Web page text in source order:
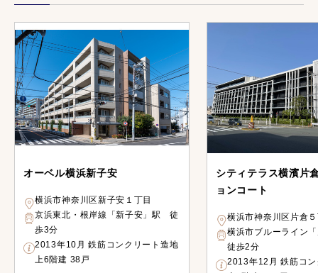
オーベル横浜新子安
横浜市神奈川区新子安１丁目
京浜東北・根岸線「新子安」駅 徒
歩3分
2013年10月 鉄筋コンクリート造地
上6階建 38戸
シティテラス横濱片
ョンコート
横浜市神奈川区片倉
横浜市ブルーライン
徒歩2分
2013年12月 鉄筋コ